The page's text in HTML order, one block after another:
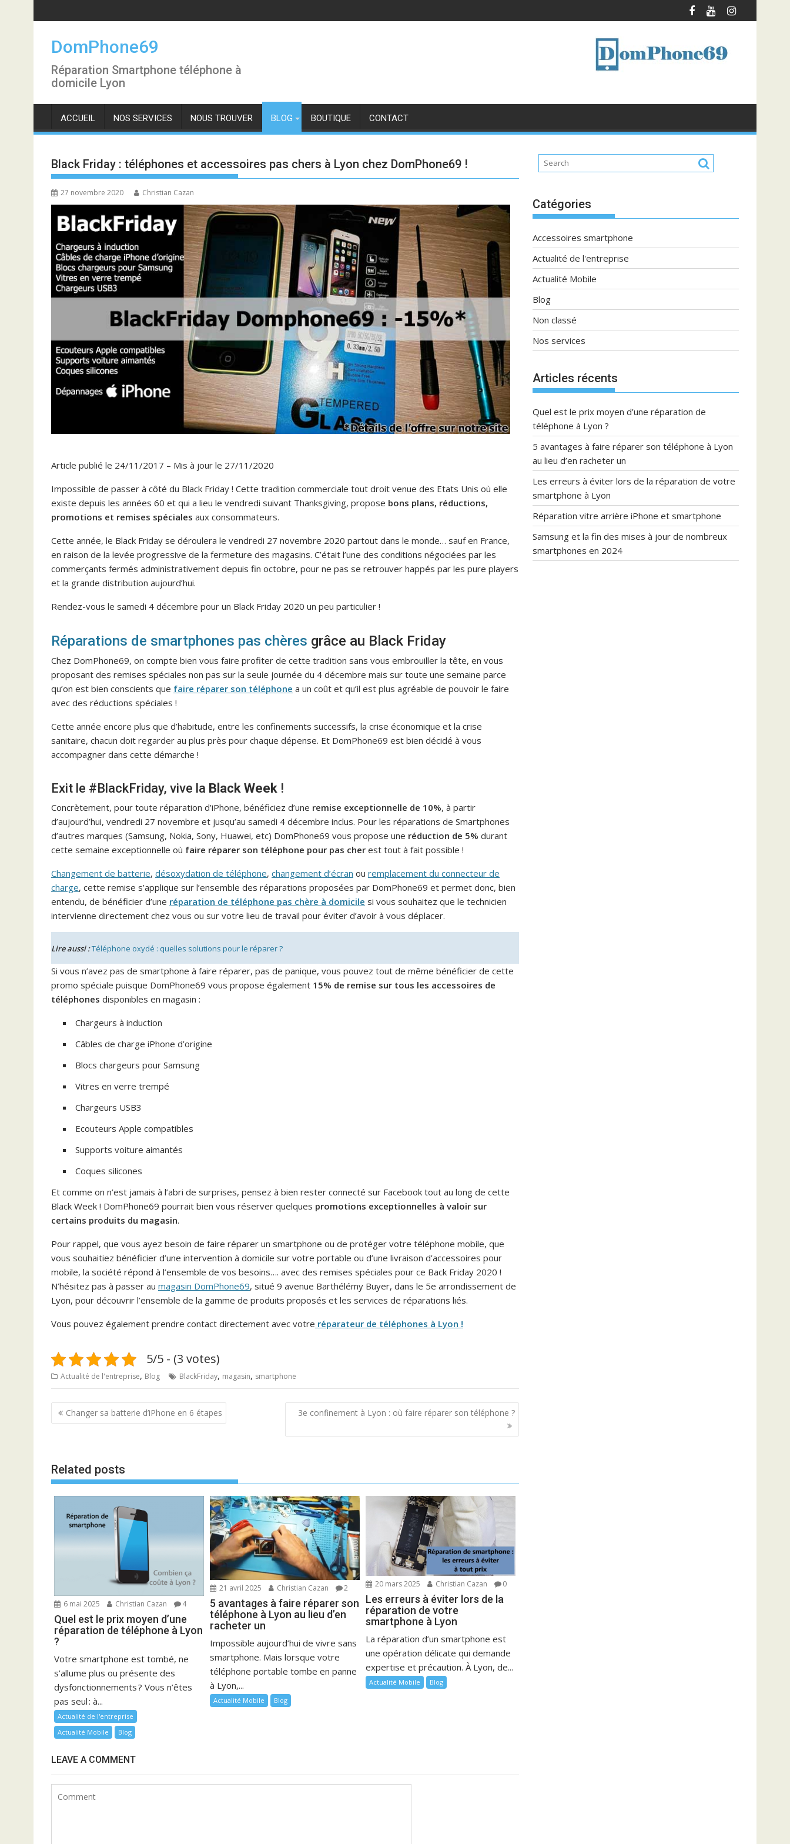
k
o
t
DomPhone69
Réparation Smartphone téléphone à
domicile Lyon
ACCUEIL NOS SERVICES NOUS TROUVER BLOG BOUTIQUE CONTACT
Black Friday : téléphones et accessoires pas chers à Lyon chez DomPhone69 !
27 novembre 2020 Christian Cazan
Article publié le 24/11/2017 – Mis à jour le 27/11/2020
Impossible de passer à côté du Black Friday ! Cette tradition commerciale tout droit venue des Etats Unis où elle
existe depuis les années 60 et qui a lieu le vendredi suivant Thanksgiving, propose bons plans, réductions,
promotions et remises spéciales aux consommateurs.
Cette année, le Black Friday se déroulera le vendredi 27 novembre 2020 partout dans le monde… sauf en France,
en raison de la levée progressive de la fermeture des magasins. C’était l’une des conditions négociées par les
commerçants fermés administrativement depuis fin octobre, pour ne pas se retrouver happés par les pure players
et la grande distribution aujourd’hui.
Rendez-vous le samedi 4 décembre pour un Black Friday 2020 un peu particulier !
Réparations de smartphones pas chères grâce au Black Friday
Chez DomPhone69, on compte bien vous faire profiter de cette tradition sans vous embrouiller la tête, en vous
proposant des remises spéciales non pas sur la seule journée du 4 décembre mais sur toute une semaine parce
qu’on est bien conscients que faire réparer son téléphone a un coût et qu’il est plus agréable de pouvoir le faire
avec des réductions spéciales !
Cette année encore plus que d’habitude, entre les confinements successifs, la crise économique et la crise
sanitaire, chacun doit regarder au plus près pour chaque dépense. Et DomPhone69 est bien décidé à vous
accompagner dans cette démarche !
Exit le #BlackFriday, vive la Black Week !
Concrètement, pour toute réparation d’iPhone, bénéficiez d’une remise exceptionnelle de 10%, à partir
d’aujourd’hui, vendredi 27 novembre et jusqu’au samedi 4 décembre inclus. Pour les réparations de Smartphones
d’autres marques (Samsung, Nokia, Sony, Huawei, etc) DomPhone69 vous propose une réduction de 5% durant
cette semaine exceptionnelle où faire réparer son téléphone pour pas cher est tout à fait possible !
Changement de batterie, désoxydation de téléphone, changement d’écran ou remplacement du connecteur de
charge, cette remise s’applique sur l’ensemble des réparations proposées par DomPhone69 et permet donc, bien
entendu, de bénéficier d’une réparation de téléphone pas chère à domicile si vous souhaitez que le technicien
intervienne directement chez vous ou sur votre lieu de travail pour éviter d’avoir à vous déplacer.
Lire aussi :Téléphone oxydé : quelles solutions pour le réparer ?
Si vous n’avez pas de smartphone à faire réparer, pas de panique, vous pouvez tout de même bénéficier de cette
promo spéciale puisque DomPhone69 vous propose également 15% de remise sur tous les accessoires de
téléphones disponibles en magasin :
Chargeurs à induction
Câbles de charge iPhone d’origine
Blocs chargeurs pour Samsung
Vitres en verre trempé
Chargeurs USB3
Ecouteurs Apple compatibles
Supports voiture aimantés
Coques silicones
Et comme on n’est jamais à l’abri de surprises, pensez à bien rester connecté sur Facebook tout au long de cette
Black Week ! DomPhone69 pourrait bien vous réserver quelques promotions exceptionnelles à valoir sur
certains produits du magasin.
Pour rappel, que vous ayez besoin de faire réparer un smartphone ou de protéger votre téléphone mobile, que
vous souhaitiez bénéficier d’une intervention à domicile sur votre portable ou d’une livraison d’accessoires pour
mobile, la société répond à l’ensemble de vos besoins…. avec des remises spéciales pour ce Back Friday 2020 !
N’hésitez pas à passer au magasin DomPhone69, situé 9 avenue Barthélémy Buyer, dans le 5e arrondissement de
Lyon, pour découvrir l’ensemble de la gamme de produits proposés et les services de réparations liés.
Vous pouvez également prendre contact directement avec votre réparateur de téléphones à Lyon !
5/5 - (3 votes)
Actualité de l'entreprise, Blog BlackFriday, magasin, smartphone
N
a
g
a
o
l
’
a
r
t
i
c
l
e
Changer sa batterie d’iPhone en 6 étapes 3e confinement à Lyon : où faire réparer son téléphone ?
Related posts
6 mai 2025 Christian Cazan 4
Quel est le prix moyen d’une
réparation de téléphone à Lyon
?
Votre smartphone est tombé, ne
s’allume plus ou présente des
dysfonctionnements ? Vous n’êtes
pas seul : à...
Actualité de l'entreprise
Actualité Mobile
Blog
21 avril 2025 Christian Cazan 2
5 avantages à faire réparer son
téléphone à Lyon au lieu d’en
racheter un
Impossible aujourd’hui de vivre sans
smartphone. Mais lorsque votre
téléphone portable tombe en panne
à Lyon,...
Actualité Mobile Blog
20 mars 2025 Christian Cazan 0
Les erreurs à éviter lors de la
réparation de votre
smartphone à Lyon
La réparation d’un smartphone est
une opération délicate qui demande
expertise et précaution. À Lyon, de...
Actualité Mobile Blog
LEAVE A COMMENT
Catégories
Accessoires smartphone
Actualité de l'entreprise
Actualité Mobile
Blog
Non classé
Nos services
Articles récents
Quel est le prix moyen d’une réparation de
téléphone à Lyon ?
5 avantages à faire réparer son téléphone à Lyon
au lieu d’en racheter un
Les erreurs à éviter lors de la réparation de votre
smartphone à Lyon
Réparation vitre arrière iPhone et smartphone
Samsung et la fin des mises à jour de nombreux
smartphones en 2024